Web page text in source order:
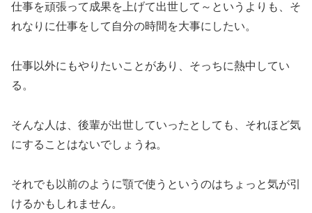
仕事を頑張って成果を上げて出世して～というよりも、そ
れなりに仕事をして自分の時間を大事にしたい。
仕事以外にもやりたいことがあり、そっちに熱中してい
る。
そんな人は、後輩が出世していったとしても、それほど気
にすることはないでしょうね。
それでも以前のように顎で使うというのはちょっと気が引
けるかもしれません。